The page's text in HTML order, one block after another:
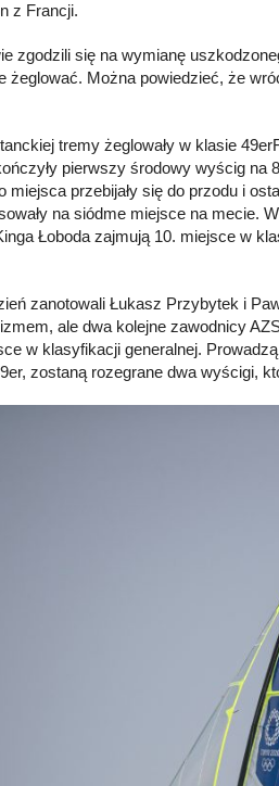
z Francji.
zgodzili się na wymianę
żeglować. Można powiedzieć, że
tremy żeglowały w klasie
pierwszy środowy wyścig
miejsca przebijały się do przodu i
na siódme miejsce na mecie.
Łoboda zajmują 10. miejsce w
zanotowali Łukasz Przybytek i
ale dwa kolejne zawodnicy
w klasyfikacji generalnej.
zostaną rozegrane dwa wyścigi,